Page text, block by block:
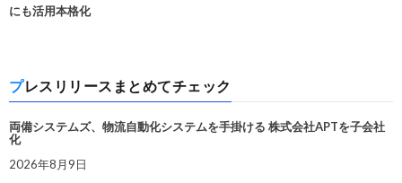
にも活用本格化
プレスリリースまとめてチェック
両備システムズ、物流自動化システムを手掛ける 株式会社APTを子会社
化
2026年8月9日